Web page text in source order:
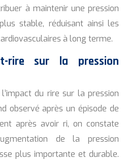
à maintenir une pression
stable, réduisant ainsi les
à long terme.
rire sur la pression
du rire sur la pression
observé après un épisode de
après avoir ri, on constate
de la pression
plus importante et durable.